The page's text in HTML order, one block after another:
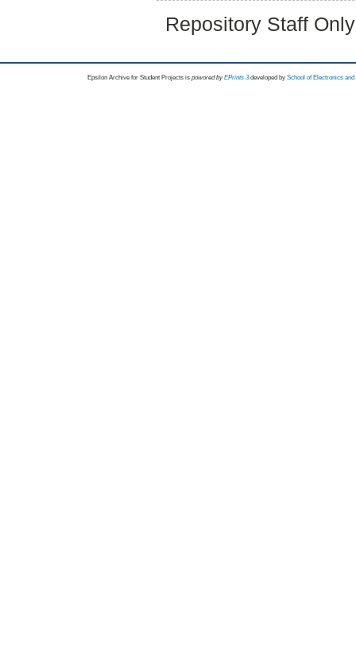
Repository Staff
Epsilon Archive for Student Projects is powored byEPrints 3 developed by School of Electronics